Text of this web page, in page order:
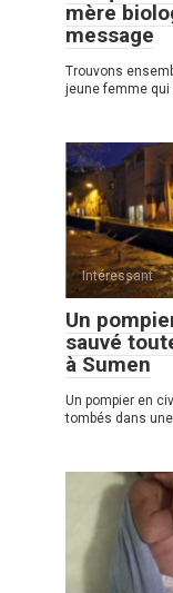
mère
message
Trouvons
jeune femme qui
Intéressant
Un
sauvé
à Sumen
Un pompier en
tombés dans une